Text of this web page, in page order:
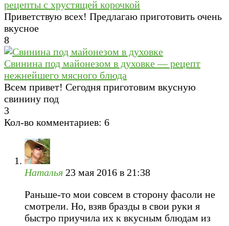
рецепты с хрустящей корочкой
Приветствую всех! Предлагаю приготовить очень
вкусное
8
Свинина под майонезом в духовке — рецепт
нежнейшего мясного блюда
Всем привет! Сегодня приготовим вкусную
свинину под
3
Кол-во комментариев: 6
Наталья 23 мая 2016 в 21:38
Раньше-то мои совсем в сторону фасоли не
смотрели. Но, взяв бразды в свои руки я
быстро приучила их к вкусным блюдам из